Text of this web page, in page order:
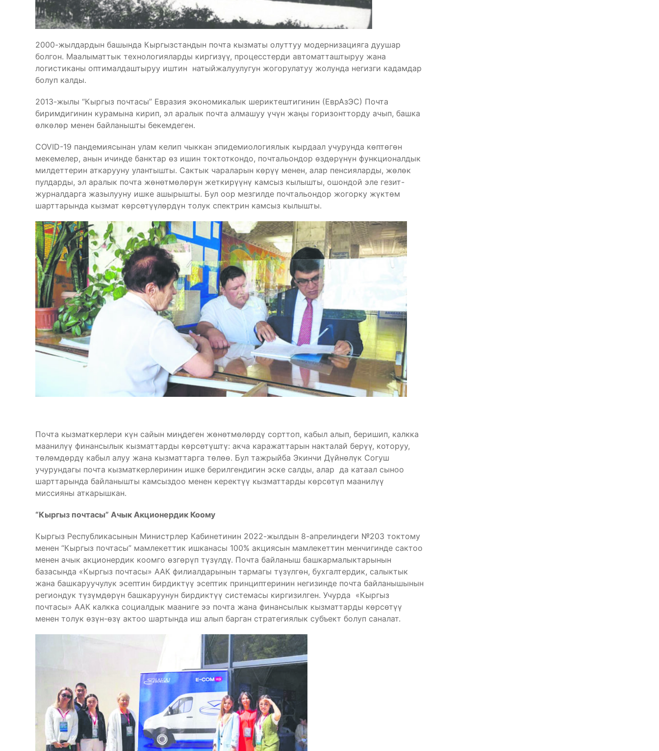
2000-жылдардын башында Кыргызстандын почта кызматы олуттуу модернизацияга дуушар
болгон. Маалыматтык технологияларды киргизүү, процесстерди автоматташтыруу жана
логистиканы оптималдаштыруу иштин натыйжалуулугун жогорулатуу жолунда негизги кадамдар
болуп калды.
2013-жылы “Кыргыз почтасы” Евразия экономикалык шериктештигинин (ЕврАзЭС) Почта
биримдигинин курамына кирип, эл аралык почта алмашуу үчүн жаңы горизонтторду ачып, башка
өлкөлөр менен байланышты бекемдеген.
COVID-19 пандемиясынан улам келип чыккан эпидемиологиялык кырдаал учурунда көптөгөн
мекемелер, анын ичинде банктар өз ишин токтоткондо, почтальондор өздөрүнүн функционалдык
милдеттерин аткарууну улантышты. Сактык чараларын көрүү менен, алар пенсияларды, жөлөк
пулдарды, эл аралык почта жөнөтмөлөрүн жеткирүүнү камсыз кылышты, ошондой эле гезит-
журналдарга жазылууну ишке ашырышты. Бул оор мезгилде почтальондор жогорку жүктөм
шарттарында кызмат көрсөтүүлөрдүн толук спектрин камсыз кылышты.
Почта кызматкерлери күн сайын миңдеген жөнөтмөлөрдү сорттоп, кабыл алып, беришип, калкка
маанилүү финансылык кызматтарды көрсөтүштү: акча каражаттарын накталай берүү, которуу,
төлөмдөрдү кабыл алуу жана кызматтарга төлөө. Бул тажрыйба Экинчи Дүйнөлүк Согуш
учурундагы почта кызматкерлеринин ишке берилгендигин эске салды, алар да катаал сыноо
шарттарында байланышты камсыздоо менен керектүү кызматтарды көрсөтүп маанилүү
миссияны аткарышкан.
“Кыргыз почтасы” Ачык Акционердик Коому
Кыргыз Республикасынын Министрлер Кабинетинин 2022-жылдын 8-апрелиндеги №203 токтому
менен “Кыргыз почтасы” мамлекеттик ишканасы 100% акциясын мамлекеттин менчигинде сактоо
менен ачык акционердик коомго өзгөрүп түзүлдү. Почта байланыш башкармалыктарынын
базасында «Кыргыз почтасы» ААК филиалдарынын тармагы түзүлгөн, бухгалтердик, салыктык
жана башкаруучулук эсептин бирдиктүү эсептик принциптеринин негизинде почта байланышынын
региондук түзүмдөрүн башкаруунун бирдиктүү системасы киргизилген. Учурда «Кыргыз
почтасы» ААК калкка социалдык мааниге ээ почта жана финансылык кызматтарды көрсөтүү
менен толук өзүн-өзү актоо шартында иш алып барган стратегиялык субъект болуп саналат.